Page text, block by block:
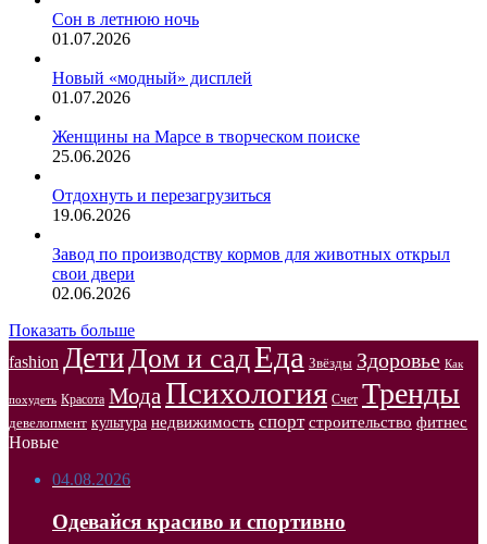
Сон в летнюю ночь
01.07.2026
Новый «модный» дисплей
01.07.2026
Женщины на Марсе в творческом поиске
25.06.2026
Отдохнуть и перезагрузиться
19.06.2026
Завод по производству кормов для животных открыл
свои двери
02.06.2026
Показать больше
fashion ДетиДом и садЕда Звёзды Здоровье Как
похудеть Красота Мода Психология Счет Тренды
девелопмент культура недвижимость спорт строительство фитнес
Новые
04.08.2026
Одевайся красиво и спортивно